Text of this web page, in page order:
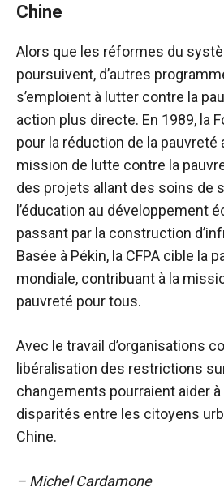
Chine
Alors que les réformes du
poursuivent, d’autres
s’emploient à lutter contre la
action plus directe. En 1989, la
pour la réduction de la pauvreté
mission de lutte contre la
des projets allant des soins de
l’éducation au développement
passant par la construction
Basée à Pékin, la CFPA cible la
mondiale, contribuant à la
pauvreté pour tous.
Avec le travail d’organisations
libéralisation des restrictions
changements pourraient aider
disparités entre les citoyens
Chine.
– Michel Cardamone